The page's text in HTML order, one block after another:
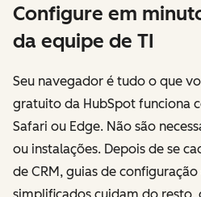
Configure em
da equipe de TI
Seu navegador é tudo o que
gratuito da HubSpot funciona
Safari ou Edge. Não são
ou instalações. Depois de se
de CRM, guias de